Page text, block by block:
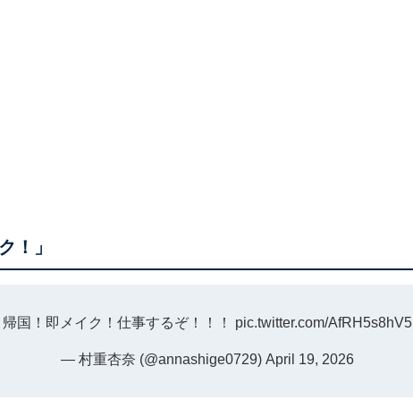
！」
帰国！即メイク！仕事するぞ！！！ pic.twitter.com/AfRH5s8hV5
— 村重杏奈 (@annashige0729) April 19, 2026